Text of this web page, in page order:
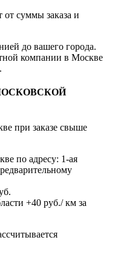
от суммы заказа и
до вашего города.
компании в Москве
при заказе свыше
по адресу: 1-ая
+40 руб./ км за